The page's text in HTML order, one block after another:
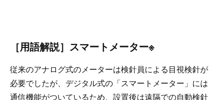
［用語解説］スマートメーター※
従来のアナログ式のメーターは検針員による目視検針が
必要でしたが、デジタル式の「スマートメーター」には
通信機能がついているため、設置後は遠隔での自動検針